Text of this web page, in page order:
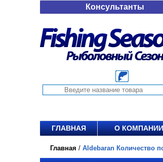
Консультанты
ГЛАВНАЯ О КОМПАНИИ
Главная / Aldebaran Количество